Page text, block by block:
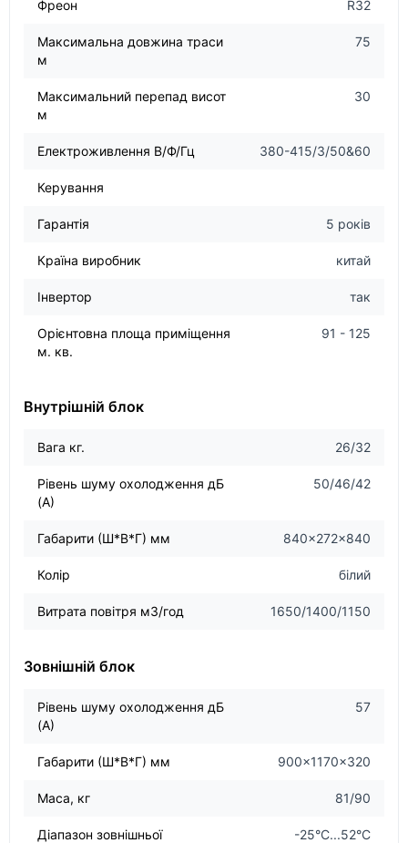
Фреон R32
Максимальна довжина траси
м
75
Максимальний перепад висот
м
30
Електроживлення В/Ф/Гц 380-415/3/50&60
Керування
Гарантія 5 років
Країна виробник китай
Інвертор так
Орієнтовна площа приміщення
м. кв.
91 - 125
Внутрішній блок
Вага кг. 26/32
Рівень шуму охолодження дБ
(А)
50/46/42
Габарити (Ш*В*Г) мм 840×272×840
Колір білий
Витрата повітря м3/год 1650/1400/1150
Зовнішній блок
Рівень шуму охолодження дБ
(А)
57
Габарити (Ш*В*Г) мм 900×1170×320
Маса, кг 81/90
Діапазон зовнішньої
-25°C...52°C